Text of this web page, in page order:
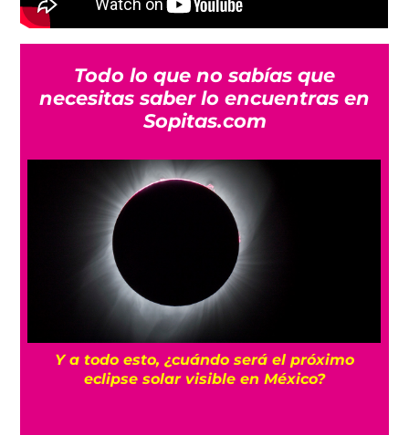
Todo lo que no sabías que
necesitas saber lo encuentras en
Sopitas.com
Y a todo esto, ¿cuándo será el próximo
eclipse solar visible en México?